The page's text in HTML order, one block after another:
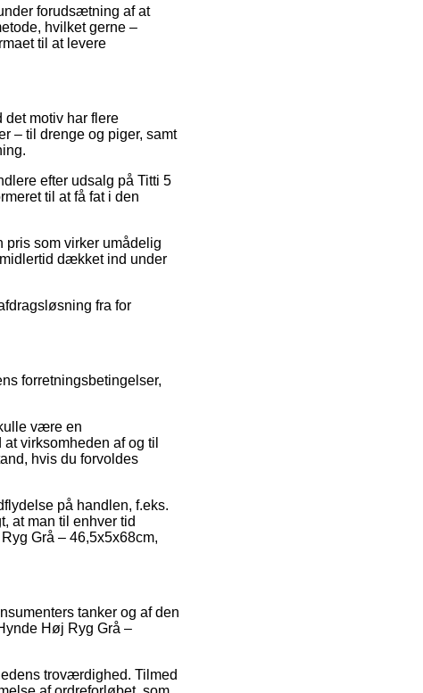
forudsætning af at
hvilket gerne –
til at levere
det motiv har flere
– til drenge og piger, samt
efter udsalg på Titti 5
til at få fat i den
som virker umådelig
dækket ind under
fra for
forretningsbetingelser,
være en
virksomheden af og til
hvis du forvoldes
på handlen, f.eks.
at man til enhver tid
Grå – 46,5x5x68cm,
tanker og af den
Høj Ryg Grå –
troværdighed. Tilmed